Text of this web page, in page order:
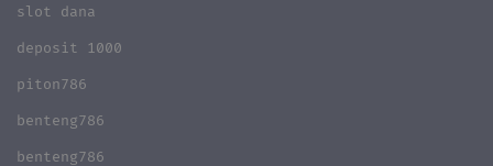
slot dana
deposit 1000
piton786
benteng786
benteng786